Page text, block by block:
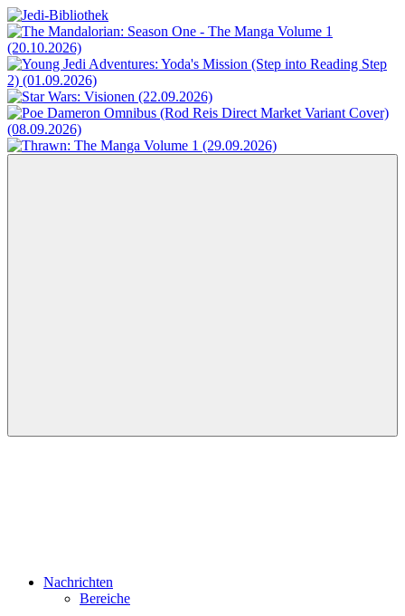
Zum
Inhalt
springen
Jedi-
Bibliothek
Das
Portal
für
Star
Wars-
Literatur
Nachrichten
Bereiche